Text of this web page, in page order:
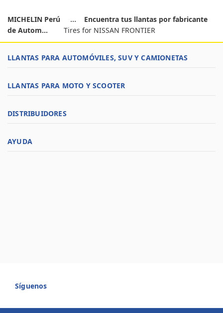
MICHELIN Perú
Encuentra tus llantas por fabricante
de Autom...
Tires for NISSAN FRONTIER
LLANTAS PARA AUTOMÓVILES, SUV Y CAMIONETAS
LLANTAS PARA MOTO Y SCOOTER
DISTRIBUIDORES
AYUDA
Síguenos